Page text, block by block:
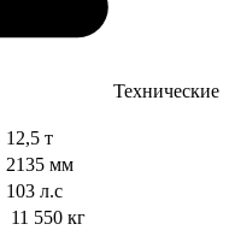
Технические
12,5 т
2135 мм
103 л.с
11 550 кг